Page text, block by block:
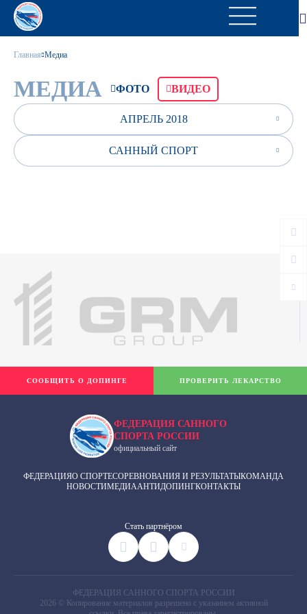
Главная Медиа
МЕДИА ФОТО ВИДЕО
АПРЕЛЬ 2018
САННЫЙ СПОРТ
ФЕДЕРАЦИЯ САННОГО
СПОРТА РОССИИ
официальный сайт
ФЕДЕРАЦИЯО СПОРТЕСОРЕВНОВАНИЯ И РЕЗУЛЬТАТЫКОМАНДА
НОВОСТИМЕДИААНТИДОПИНГКОНТАКТЫ
Cтать партнёром
СООБЩИТЬ О ДОПИНГЕ ПРОВЕРИТЬ ЛЕКАРСТВО
ФЕДЕРАЦИЯ САННОГО СПОРТА РОССИИ
2026 © Копирование материалов разрешено с указанием активной